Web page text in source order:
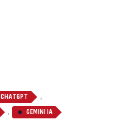
CHATGPT ,
, GEMINI IA